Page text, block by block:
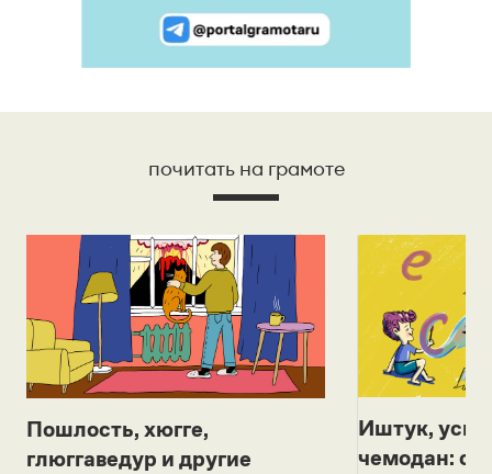
почитать на грамоте
Пошлость, хюгге,
глюггаведур и другие
Иштук,
чемодан: